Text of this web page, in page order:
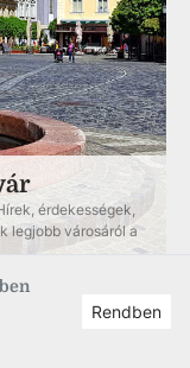
Rendben
érdekességek,
legjobb városáról a